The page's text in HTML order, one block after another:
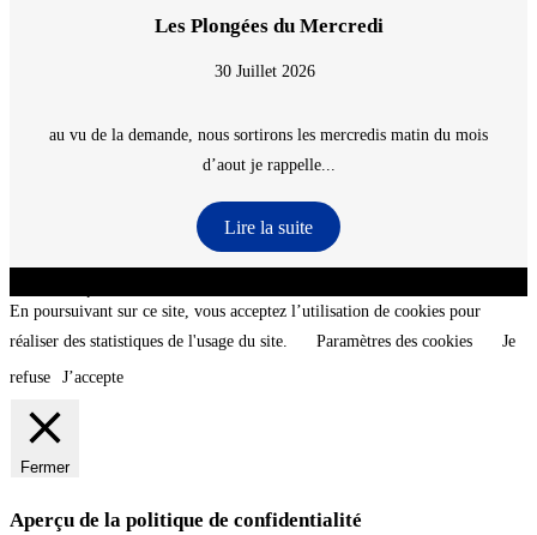
Les Plongées du Mercredi
30 Juillet 2026
au vu de la demande, nous sortirons les mercredis matin du mois
d’aout je rappelle...
Lire la suite
En poursuivant sur ce site, vous acceptez l’utilisation de cookies pour
réaliser des statistiques de l'usage du site.
Paramètres des cookies
Je
refuse
J’accepte
Fermer
Aperçu de la politique de confidentialité